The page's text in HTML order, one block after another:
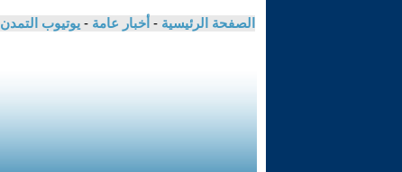
الصفحة الرئيسية - أخبار عامة - يوتيوب التمدن